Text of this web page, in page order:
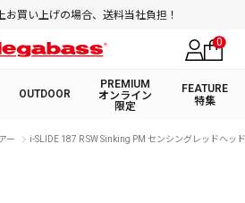
お買い上げの場合、送料当社負担！
0
OUTDOOR
PREMIUM
オンライン
限定
FEATURE
特集
絞り込み検索
ー i-SLIDE 187 R SW Sinking PM センシングレッドヘッド